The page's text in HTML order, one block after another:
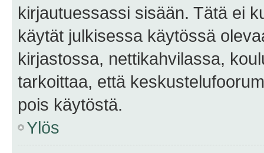
kirjautuessassi sisään. Tätä ei
käytät julkisessa käytössä
kirjastossa, nettikahvilassa,
tarkoittaa, että
pois käytöstä.
Ylös